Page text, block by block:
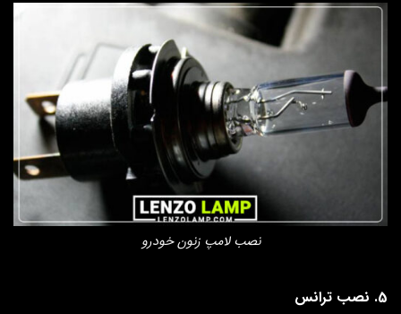
نصب لامپ زنون خودرو
5. نصب ترانس